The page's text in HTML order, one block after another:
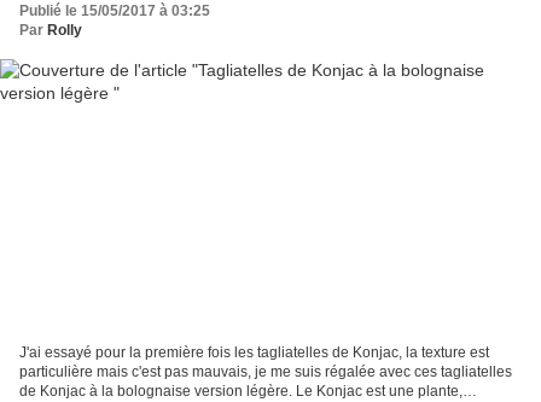
Publié le 15/05/2017 à 03:25
Par Rolly
J'ai essayé pour la première fois les tagliatelles de Konjac, la texture est
particulière mais c'est pas mauvais, je me suis régalée avec ces tagliatelles
de Konjac à la bolognaise version légère. Le Konjac est une plante,